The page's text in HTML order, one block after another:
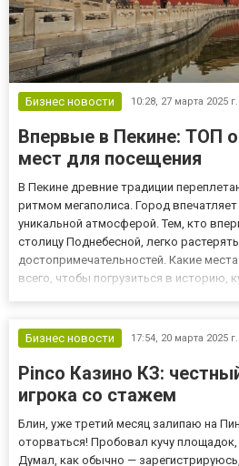
Бизнес новости 10:28, 27 марта 2025 г.
Впервые в Пекине: ТОП
мест для посещения
В Пекине древние традиции
ритмом мегаполиса. Город впечатляет
уникальной атмосферой. Тем, кто
столицу Поднебесной, легко
достопримечательностей. Какие
всего, чтобы погрузиться в историю,
Кита...
Бизнес новости 17:54, 20 марта 2025 г.
Pinco Казино КЗ:
игрока со стажем
Блин, уже третий месяц залипаю на
оторваться! Пробовал кучу площадок,
Думал, как обычно —